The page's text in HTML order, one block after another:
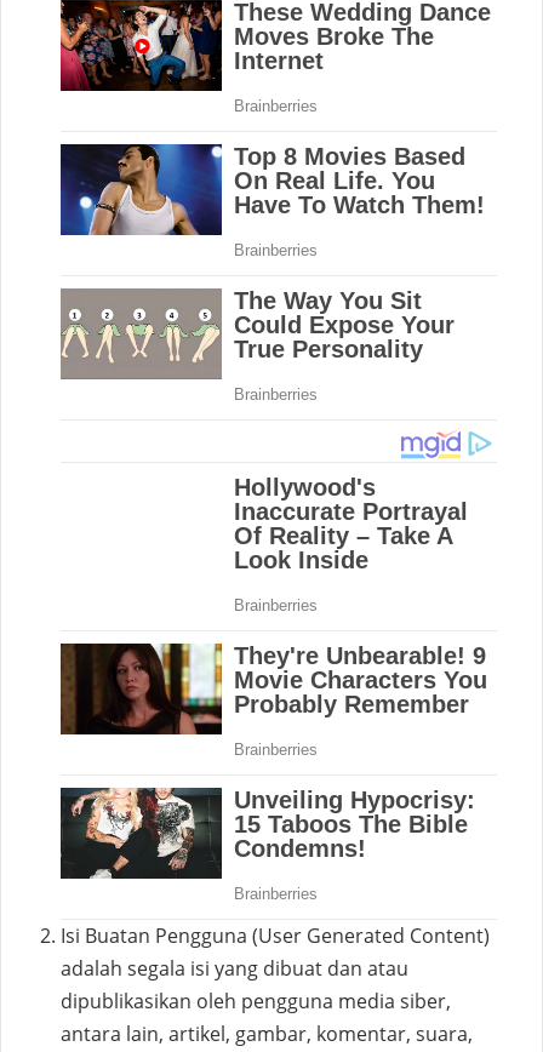
Isi Buatan Pengguna (User Generated Content)
adalah segala isi yang dibuat dan atau
dipublikasikan oleh pengguna media siber,
antara lain, artikel, gambar, komentar, suara,